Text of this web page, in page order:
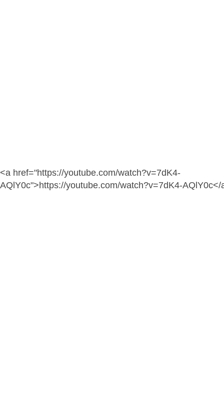
<a href="https://youtube.com/watch?v=7dK4-
AQlY0c">https://youtube.com/watch?v=7dK4-AQlY0c</